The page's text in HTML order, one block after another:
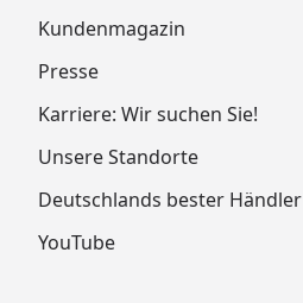
Kundenmagazin
Presse
Karriere: Wir suchen Sie!
Unsere Standorte
Deutschlands bester Händler
YouTube